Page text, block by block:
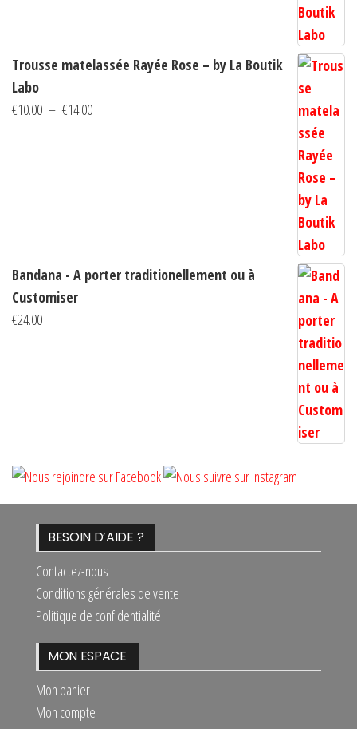
Trousse matelassée Rayée Rose – by La Boutik
Labo
€10.00 – €14.00Plage
Bandana - A porter traditionellement ou à
Customiser
€24.00
BESOIN D’AIDE ?
Contactez-nous
Conditions générales de vente
Politique de confidentialité
MON ESPACE
Mon panier
Mon compte